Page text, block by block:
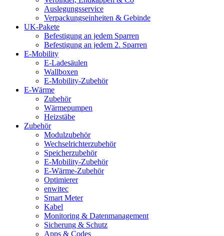
Auslegungsservice
Verpackungseinheiten & Gebinde
UK-Pakete
Befestigung an jedem Sparren
Befestigung an jedem 2. Sparren
E-Mobility
E-Ladesäulen
Wallboxen
E-Mobility-Zubehör
E-Wärme
Zubehör
Wärmepumpen
Heizstäbe
Zubehör
Modulzubehör
Wechselrichterzubehör
Speicherzubehör
E-Mobility-Zubehör
E-Wärme-Zubehör
Optimierer
enwitec
Smart Meter
Kabel
Monitoring & Datenmanagement
Sicherung & Schutz
Apps & Codes